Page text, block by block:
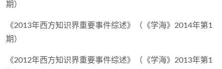
期）
《2013年西方知识界重要事件综述》（《学海》2014年第1
期）
《2012年西方知识界重要事件综述》（《学海》2013年第1